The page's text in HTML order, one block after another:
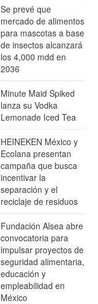
Se prevé que
mercado de alimentos
para mascotas a base
de insectos alcanzará
los 4,000 mdd en
2036
Minute Maid Spiked
lanza su Vodka
Lemonade Iced Tea
HEINEKEN México y
Ecolana presentan
campaña que busca
incentivar la
separación y el
reciclaje de residuos
Fundación Alsea abre
convocatoria para
impulsar proyectos de
seguridad alimentaria,
educación y
empleabilidad en
México